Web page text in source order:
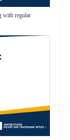
with regular